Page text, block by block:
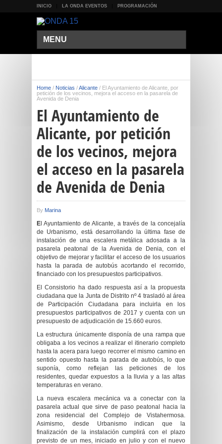
INICIO LA ONDA EVENTOS PROGRAMACIÓN
MENU
Home / Noticias /Alicante / El Ayuntamiento de Alicante, por
petición de los vecinos, mejora el acceso en la pasarela de
Avenida de Denia
El Ayuntamiento de
Alicante, por petición
de los vecinos, mejora
el acceso en la pasarela
de Avenida de Denia
By Marina
E l Ayuntamiento de Alicante, a través de la concejalía
de Urbanismo, está desarrollando la última fase de
instalación de una escalera metálica adosada a la
pasarela peatonal de la Avenida de Denia, con el
objetivo de mejorar y facilitar el acceso de los usuarios
hasta la parada de autobús acortando el recorrido,
financiado con los presupuestos participativos.
El Consistorio ha dado respuesta así a la propuesta
ciudadana que la Junta de Distrito nº 4 trasladó al área
de Participación Ciudadana para incluirla en los
presupuestos participativos de 2017 y cuenta con un
presupuesto de adjudicación de 15.660 euros.
La estructura únicamente disponía de una rampa que
obligaba a los vecinos a realizar el itinerario completo
hasta la acera para luego recorrer el mismo camino en
sentido opuesto hasta la parada de autobús, lo que
suponía, como reflejan las peticiones de los
residentes, quedar expuestos a la lluvia y a las altas
temperaturas en verano.
La nueva escalera mecánica va a conectar con la
pasarela actual que sirve de paso peatonal hacia la
zona residencial del Complejo de Vistahermosa.
Asimismo, desde Urbanismo indican que la
finalización de la instalación cumplirá con el plazo
previsto de un mes, iniciado en julio y con el nuevo